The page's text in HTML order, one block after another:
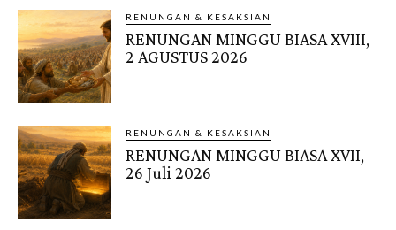
RENUNGAN & KESAKSIAN
RENUNGAN MINGGU BIASA XVIII,
2 AGUSTUS 2026
RENUNGAN & KESAKSIAN
RENUNGAN MINGGU BIASA XVII,
26 Juli 2026